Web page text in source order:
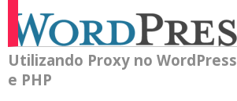
Utilizando Proxy no WordPress
e PHP